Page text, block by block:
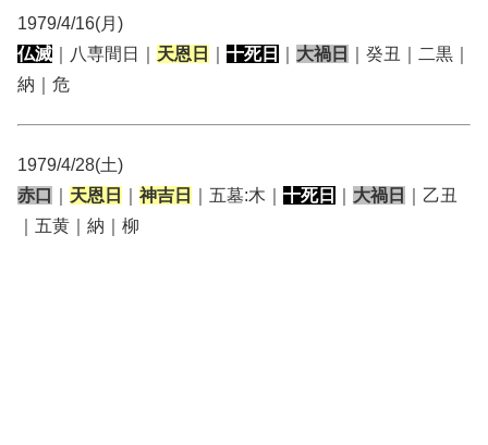
1979/4/16(月)
仏滅 ｜八専間日｜ 天恩日 十死日 大禍日
｜癸丑｜二黒｜
納｜危
1979/4/28(土)
赤口
天恩日 神吉日 ｜五墓:木｜ 十死日 大禍日
｜乙丑
｜五黄｜納｜柳